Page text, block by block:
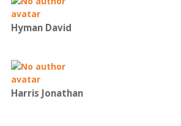
Hyman David
Harris Jonathan